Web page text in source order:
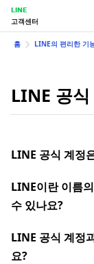
LINE
고객센터
홈 LINE의 편리한 기
LINE 공식
LINE 공식 계정
LINE이란 이름
수 있나요?
LINE 공식 계정
요?